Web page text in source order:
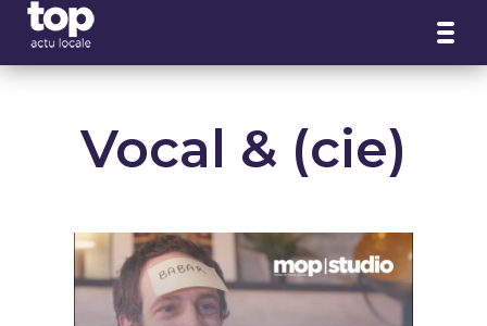
Vocal & (cie)
Panneau de gestion des cookies